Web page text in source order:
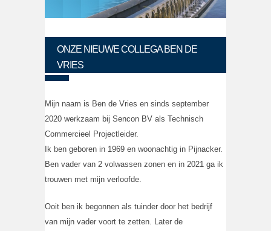
ONZE NIEUWE COLLEGA BEN DE
VRIES
Mijn naam is Ben de Vries en sinds september
2020 werkzaam bij Sencon BV als Technisch
Commercieel Projectleider.
Ik ben geboren in 1969 en woonachtig in Pijnacker.
Ben vader van 2 volwassen zonen en in 2021 ga ik
trouwen met mijn verloofde.
Ooit ben ik begonnen als tuinder door het bedrijf
van mijn vader voort te zetten. Later de